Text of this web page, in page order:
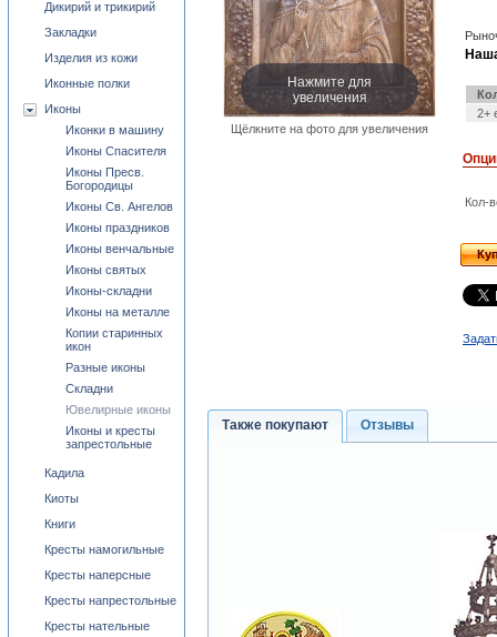
Нажмите для
увеличения
Щёлкните на фото для увеличения
2+
Кол-
Также покупают Отзывы
Дикирий и трикирий
Закладки
Изделия из кожи
Иконные полки
Иконы
Иконки в машину
Иконы Спасителя
Иконы Пресв.
Богородицы
Иконы Св. Ангелов
Иконы праздников
Иконы венчальные
Иконы святых
Иконы-складни
Иконы на металле
Копии старинных
икон
Разные иконы
Складни
Ювелирные иконы
Иконы и кресты
запрестольные
Кадила
Киоты
Книги
Кресты намогильные
Кресты наперсные
Кресты напрестольные
Кресты нательные